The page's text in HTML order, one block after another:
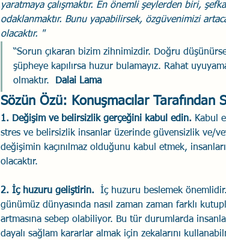
yaratmaya çalışmaktır. En önemli şeylerden biri,
odaklanmaktır. Bunu yapabilirsek, özgüvenimizi
olacaktır. "
“Sorun çıkaran bizim zihnimizdir. Doğru
şüpheye kapılırsa huzur bulamayız. Rahat
olmaktır. Dalai Lama
Sözün Özü: Konuşmacılar Tarafından
1. Değişim ve belirsizlik gerçeğini kabul edin. Kabul
stres ve belirsizlik insanlar üzerinde güvensizlik ve/
değişimin kaçınılmaz olduğunu kabul etmek,
olacaktır.
2. İç huzuru geliştirin. İç huzuru beslemek
günümüz dünyasında nasıl zaman zaman farklı
artmasına sebep olabiliyor. Bu tür durumlarda
dayalı sağlam kararlar almak için zekalarını